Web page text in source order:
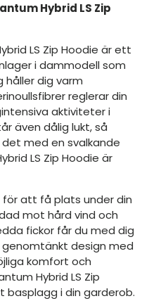
Hybrid LS Zip
LS Zip Hoodie är ett
i dammodell som
håller dig varm
reglerar din
aktiviteter i
även dålig lukt, så
med en svalkande
LS Zip Hoodie är
för att få plats under din
mot hård vind och
fickor får du med dig
design med
komfort och
Hybrid LS Zip
i din garderob.